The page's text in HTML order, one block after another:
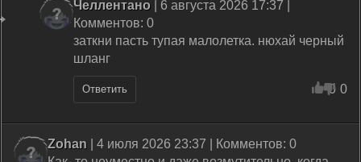
Челлентано | 6 августа 2026 17:37 |
Комментов: 0
заткни пасть тупая малолетка. нюхай черный
шланг
Ответить 0 0
Zohan | 4 июля 2026 23:37 | Комментов: 0